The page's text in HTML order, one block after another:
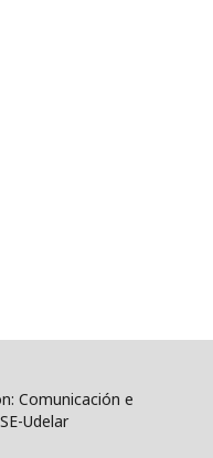
Comunicación e
Udelar